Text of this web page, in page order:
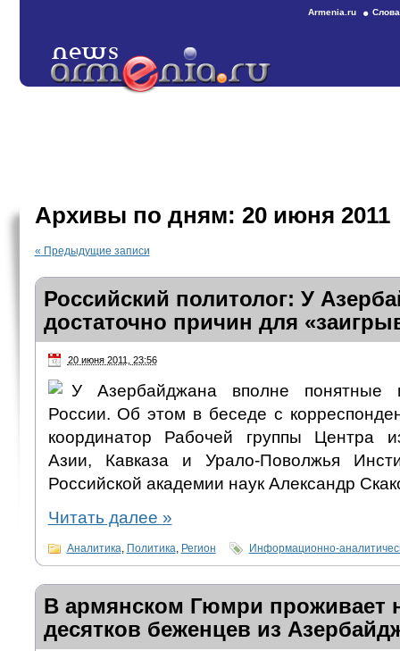
Armenia.ru
Архивы по дням: 20 июня 2011
« Предыдущие записи
Российский политолог: У
достаточно причин для
20 июня 2011, 23:56
У Азербайджана вполне понятные
России. Об этом в беседе с
координатор Рабочей группы Центра
Азии, Кавказа и Урало-Поволжья
Российской академии наук Александр
Читать далее »
Аналитика Политика Регион Информационно-
В армянском Гюмри проживает
десятков беженцев из